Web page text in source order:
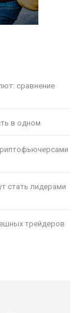
сравнение
в одном
стать лидерами
трейдеров